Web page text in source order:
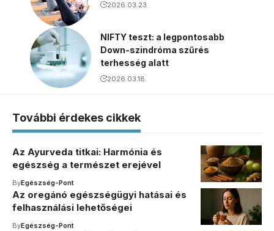
2026.03.23.
NIFTY teszt: a legpontosabb
Down-szindróma szűrés
terhesség alatt
2026.03.18.
További érdekes cikkek
Az Ayurveda titkai: Harmónia és
egészség a természet erejével
ByEgészség-Pont
Az oregánó egészségügyi hatásai és
felhasználási lehetőségei
ByEgészség-Pont